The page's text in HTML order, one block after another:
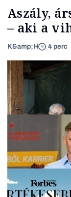
Aszály,
– aki a
K&amp;H 4 perc
Családi